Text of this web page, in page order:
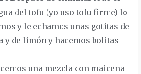
del tofu (yo uso tofu firme) lo
y le echamos unas gotitas de
y de limón y hacemos bolitas
una mezcla con maicena